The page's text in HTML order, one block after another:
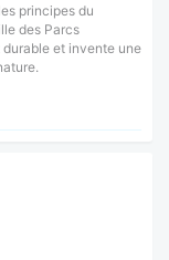
principes du
des Parcs
et invente une